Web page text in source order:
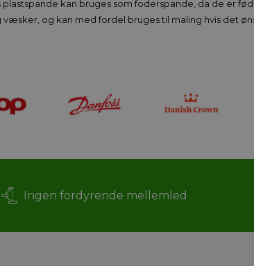
kan bruges som foderspande, da de er
og kan med fordel bruges til maling hvis det
Ingen fordyrende mellemled